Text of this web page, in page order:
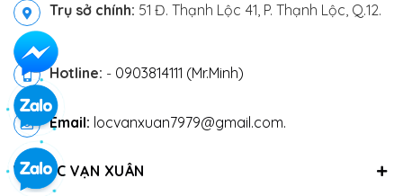
Trụ sở chính: 51 Đ. Thạnh Lộc 41, P. Thạnh Lộc, Q.12.
Hotline: - 0903814111 (Mr.Minh)
Email: locvanxuan7979@gmail.com.
VỀ LỘC VẠN XUÂN